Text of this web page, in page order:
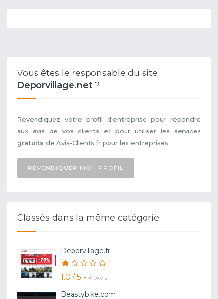
Vous êtes le responsable du site
Deporvillage.net ?
Revendiquez votre profil d'entreprise pour répondre
aux avis de vos clients et pour utiliser les services
gratuits de Avis-Clients.fr pour les entreprises.
REVENDIQUER MON PROFIL
Classés dans la même catégorie
Deporvillage.fr
1.0 / 5 - 41 Avis
Beastybike.com